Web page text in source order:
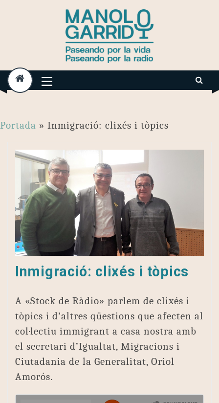
Portada » Inmigració: clixés i tòpics
Inmigració: clixés i tòpics
A «Stock de Ràdio» parlem de clixés i
tòpics i d’altres qüestions que afecten al
col·lectiu immigrant a casa nostra amb
el secretari d’Igualtat, Migracions i
Ciutadania de la Generalitat, Oriol
Amorós.